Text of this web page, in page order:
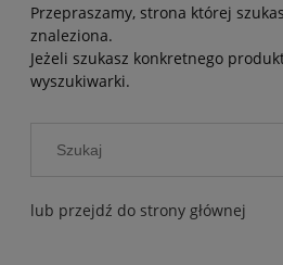
Przepraszamy, strona której
znaleziona.
Jeżeli szukasz konkretnego
wyszukiwarki.
lub przejdź do strony głównej